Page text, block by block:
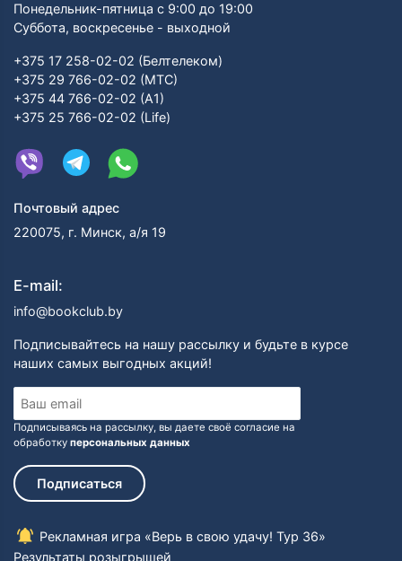
Понедельник-пятница с 9:00 до 19:00
Суббота, воскресенье - выходной
+375 17 258-02-02 (Белтелеком)
+375 29 766-02-02 (МТС)
+375 44 766-02-02 (А1)
+375 25 766-02-02 (Life)
Почтовый адрес
220075, г. Минск, а/я 19
E-mail:
info@bookclub.by
Подписывайтесь на нашу рассылку и будьте в курсе
наших самых выгодных акций!
Подписываясь на рассылку, вы даете своё согласие на
обработку персональных данных
Подписаться
Рекламная игра «Верь в свою удачу! Тур 36»
Результаты розыгрышей